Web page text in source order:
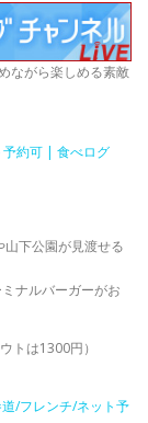
ながら楽しめる素敵
約可 | 食べログ
下公園が見渡せる
ナルバーガーがお
トは1300円）
道/フレンチ/ネット予